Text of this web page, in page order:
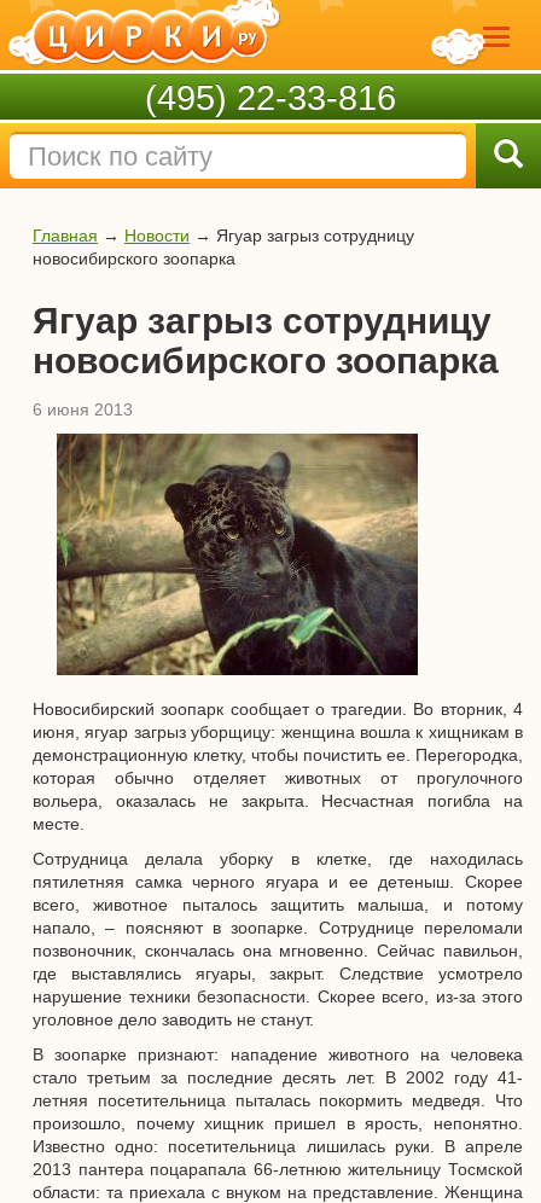
(495) 22-33-816
Главная → Новости → Ягуар загрыз сотрудницу
новосибирского зоопарка
Ягуар загрыз сотрудницу
новосибирского зоопарка
6 июня 2013
Новосибирский зоопарк сообщает о трагедии. Во вторник, 4
июня, ягуар загрыз уборщицу: женщина вошла к хищникам в
демонстрационную клетку, чтобы почистить ее. Перегородка,
которая обычно отделяет животных от прогулочного
вольера, оказалась не закрыта. Несчастная погибла на
месте.
Сотрудница делала уборку в клетке, где находилась
пятилетняя самка черного ягуара и ее детеныш. Скорее
всего, животное пыталось защитить малыша, и потому
напало, – поясняют в зоопарке. Сотруднице переломали
позвоночник, скончалась она мгновенно. Сейчас павильон,
где выставлялись ягуары, закрыт. Следствие усмотрело
нарушение техники безопасности. Скорее всего, из-за этого
уголовное дело заводить не станут.
В зоопарке признают: нападение животного на человека
стало третьим за последние десять лет. В 2002 году 41-
летняя посетительница пыталась покормить медведя. Что
произошло, почему хищник пришел в ярость, непонятно.
Известно одно: посетительница лишилась руки. В апреле
2013 пантера поцарапала 66-летнюю жительницу Тосмской
области: та приехала с внуком на представление. Женщина